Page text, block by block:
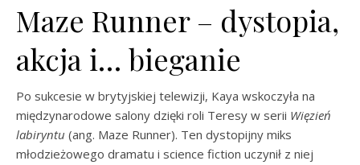
Maze Runner – dystopia,
akcja i… bieganie
Po sukcesie w brytyjskiej telewizji, Kaya wskoczyła na
międzynarodowe salony dzięki roli Teresy w serii Więzień
labiryntu (ang. Maze Runner). Ten dystopijny miks
młodzieżowego dramatu i science fiction uczynił z niej